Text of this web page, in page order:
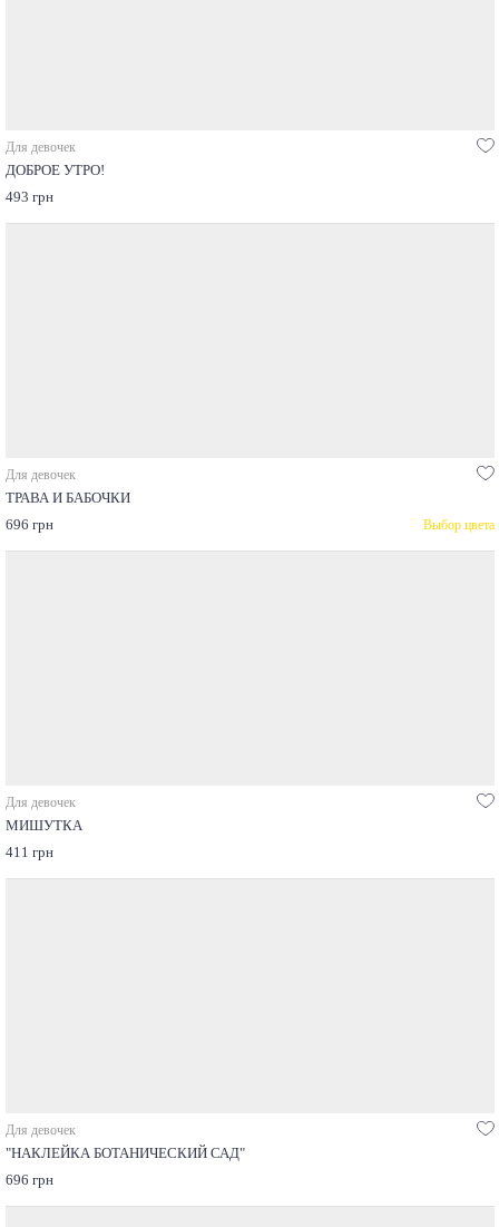
Для девочек
ДОБРОЕ УТРО!
493 грн
Для девочек
ТРАВА И БАБОЧКИ
696 грн
Выбор цвета
Для девочек
МИШУТКА
411 грн
Для девочек
"НАКЛЕЙКА БОТАНИЧЕСКИЙ САД"
696 грн